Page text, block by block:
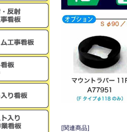
[関連商品]